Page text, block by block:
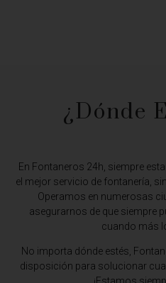
¿Dónde
En Fontaneros 24h, siempre
el mejor servicio de fontanería,
Operamos en numerosas
asegurarnos de que siempre
cuando más
No importa dónde estés,
disposición para solucionar